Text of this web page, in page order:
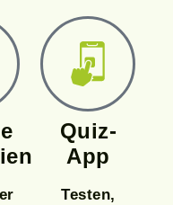
Quiz-
App
Testen,